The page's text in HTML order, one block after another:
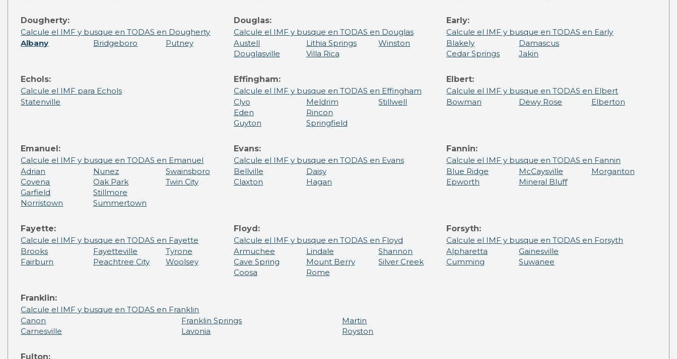
Dougherty:
Calcule el IMF y busque en TODAS en Dougherty
Albany
Bridgeboro Putney
Douglas:
Calcule el IMF y busque en TODAS en Douglas
Austell
Douglasville
Lithia Springs
Villa Rica
Winston
Early:
Calcule el IMF y busque en TODAS en Early
Blakely
Cedar Springs
Damascus
Jakin
Echols:
Calcule el IMF para Echols
Statenville
Effingham:
Calcule el IMF y busque en TODAS en Effingham
Clyo
Eden
Guyton
Meldrim
Rincon
Springfield
Stillwell
Elbert:
Calcule el IMF y busque en TODAS en Elbert
Bowman
Dewy Rose Elberton
Emanuel:
Calcule el IMF y busque en TODAS en Emanuel
Adrian
Covena
Garfield
Norristown
Nunez
Oak Park
Stillmore
Summertown
Swainsboro
Twin City
Evans:
Calcule el IMF y busque en TODAS en Evans
Bellville
Claxton
Daisy
Hagan
Fannin:
Calcule el IMF y busque en TODAS en Fannin
Blue Ridge
Epworth
McCaysville
Mineral Bluff
Morganton
Fayette:
Calcule el IMF y busque en TODAS en Fayette
Brooks
Fairburn
Fayetteville
Peachtree City
Tyrone
Woolsey
Floyd:
Calcule el IMF y busque en TODAS en Floyd
Armuchee
Cave Spring
Coosa
Lindale
Mount Berry
Rome
Shannon
Silver Creek
Forsyth:
Calcule el IMF y busque en TODAS en Forsyth
Alpharetta
Cumming
Gainesville
Suwanee
Franklin:
Calcule el IMF y busque en TODAS en Franklin
Canon
Carnesville
Franklin Springs
Lavonia
Martin
Royston
Fulton: